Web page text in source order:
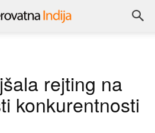
rejting na
konkurentnosti